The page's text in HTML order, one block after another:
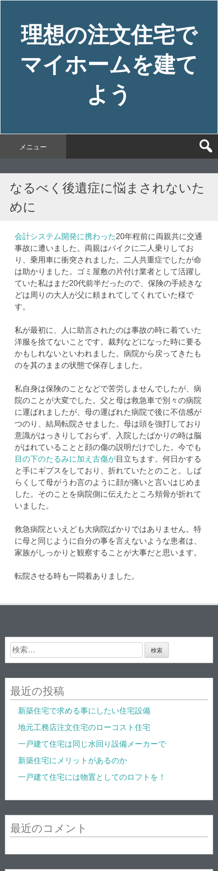
理想の注文住宅で
マイホームを建て
よう
メニュー
なるべく後遺症に悩まされないた
めに
会計システム開発に携わった20年程前に両親共に交通
事故に遭いました。両親はバイクに二人乗りしてお
り、乗用車に衝突されました。二人共重症でしたが命
は助かりました。ゴミ屋敷の片付け業者として活躍し
ていた私はまだ20代前半だったので、保険の手続きな
どは周りの大人が父に頼まれてしてくれていた様で
す。
私が最初に、人に助言されたのは事故の時に着ていた
洋服を捨てないことです。裁判などになった時に要る
かもしれないといわれました。病院から戻ってきたも
のを其のままの状態で保存しました。
私自身は保険のことなどで苦労しませんでしたが、病
院のことが大変でした。父と母は救急車で別々の病院
に運ばれましたが、母の運ばれた病院で後に不信感が
つのり、結局転院させました。母は頭を強打しており
意識がはっきりしておらず、入院したばかりの時は脳
がはれていることと顔の傷の説明だけでした。今でも
目の下のたるみに加え古傷が目立ちます。何日かする
と手にギプスをしており、折れていたとのこと。しば
らくして母がうわ言のように顔が痛いと言いはじめま
した。そのことを病院側に伝えたところ頬骨が折れて
いました。
救急病院といえども大病院ばかりではありません。特
に母と同じように自分の事を言えないような患者は、
家族がしっかりと観察することが大事だと思います。
転院させる時も一悶着ありました。
検
索
最近の投稿
新築住宅で求める事にしたい住宅設備
地元工務店注文住宅のローコスト住宅
一戸建て住宅は同じ水回り設備メーカーで
新築住宅にメリットがあるのか
一戸建て住宅には物置としてのロフトを！
最近のコメント